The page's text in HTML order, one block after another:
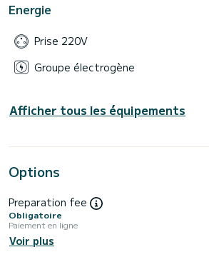
Energie
Prise 220V
Groupe électrogène
Afficher tous les équipements
Options
Preparation fee
Obligatoire
Paiement en ligne
Voir plus